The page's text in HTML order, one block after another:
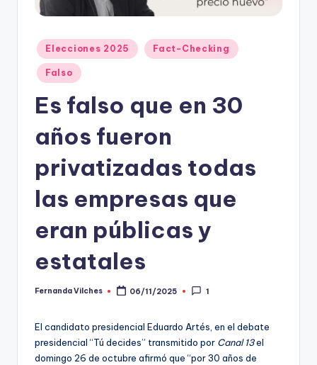
C
Publicado
en
Elecciones 2025 Fact-Checking
Falso
Es falso que en 30
años fueron
privatizadas todas
las empresas que
eran públicas y
estatales
Publicado
Fernanda Vilches 06/11/2025 1
El candidato presidencial Eduardo Artés, en el debate
presidencial “Tú decides” transmitido por Canal 13el
domingo 26 de octubre afirmó que “por 30 años de